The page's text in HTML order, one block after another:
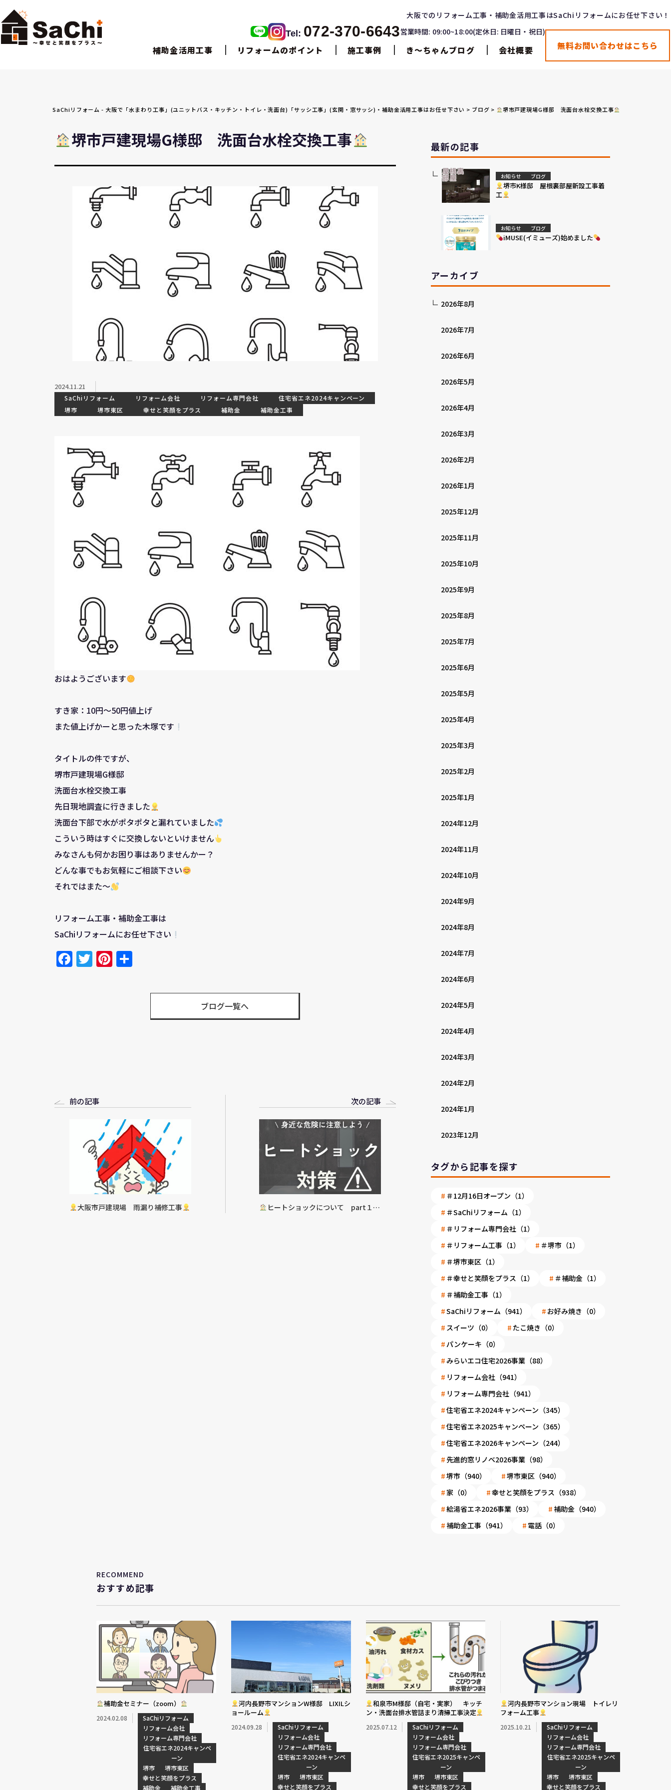
大阪でのリフォーム工事・補助金活用工事はSaChiリフォームにお任せ下さい！
Tel: 072-370-6643営業時間: 09:00~18:00(定休日: 日曜日・祝日)
補助金活用工事 リフォームのポイント 施工事例 き〜ちゃんブログ 会社概要 無料お問い合わせはこちら
SaChiリフォーム - 大阪で「水まわり工事」(ユニットバス・キッチン・トイレ・洗面台)「サッシ工事」(玄関・窓サッシ)・補助金活用工事はお任せ下さい > ブログ > 堺市戸建現場G様邸 洗面台水栓交換工事
堺市戸建現場G様邸 洗面台水栓交換工事
2024.11.21
SaChiリフォーム リフォーム会社 リフォーム専門会社
住宅省エネ2024キャンペーン
堺市
堺市東区 幸せと笑顔をプラス 補助金 補助金工事
おはようございます
すき家：10円～50円値上げ
また値上げかーと思った木塚です
タイトルの件ですが、
堺市戸建現場G様邸
洗面台水栓交換工事
先日現地調査に行きました
洗面台下部で水がポタポタと漏れていました
こういう時はすぐに交換しないといけません
みなさんも何かお困り事はありませんかー？
どんな事でもお気軽にご相談下さい
それではまた～
リフォーム工事・補助金工事は
SaChiリフォームにお任せ下さい
Facebook
TwitterPinterest
ブログ一覧へ
前の記事
大阪市戸建現場 雨漏り補修工事
次の記事
ヒートショックについて part１
最新の記事
お知らせ ブログ
堺市K様邸 屋根裏部屋新設工事着
工
お知らせ ブログ
iMUSE(イミューズ)始めました
アーカイブ
2026年8月
2026年7月
2026年6月
2026年5月
2026年4月
2026年3月
2026年2月
2026年1月
2025年12月
2025年11月
2025年10月
2025年9月
2025年8月
2025年7月
2025年6月
2025年5月
2025年4月
2025年3月
2025年2月
2025年1月
2024年12月
2024年11月
2024年10月
2024年9月
2024年8月
2024年7月
2024年6月
2024年5月
2024年4月
2024年3月
2024年2月
2024年1月
2023年12月
タグから記事を探す
＃12月16日オープン（1）
＃SaChiリフォーム（1）
＃リフォーム専門会社（1）
＃リフォーム工事（1）
＃堺市（1）
＃堺市東区（1）
＃幸せと笑顔をプラス（1）
＃補助金（1）
＃補助金工事（1）
SaChiリフォーム（941）
お好み焼き（0）
スイーツ（0）
たこ焼き（0）
パンケーキ（0）
みらいエコ住宅2026事業（88）
リフォーム会社（941）
リフォーム専門会社（941）
住宅省エネ2024キャンペーン（345）
住宅省エネ2025キャンペーン（365）
住宅省エネ2026キャンペーン（244）
先進的窓リノベ2026事業（98）
堺市（940）
堺市東区（940）
家（0）
幸せと笑顔をプラス（938）
給湯省エネ2026事業（93）
補助金（940）
補助金工事（941）
電話（0）
RECOMMEND
おすすめ記事
補助金セミナー（zoom）
2024.02.08
SaChiリフォーム
リフォーム会社
リフォーム専門会社
住宅省エネ2024キャンペ
ーン
堺市
堺市東区
幸せと笑顔をプラス
補助金
補助金工事
河内長野市マンションW様邸 LIXILシ
ョールーム
2024.09.28
SaChiリフォーム
リフォーム会社
リフォーム専門会社
住宅省エネ2024キャンペ
ーン
堺市
堺市東区
幸せと笑顔をプラス
和泉市M様邸（自宅・実家） キッチ
ン・洗面台排水管詰まり清掃工事決定
2025.07.12
SaChiリフォーム
リフォーム会社
リフォーム専門会社
住宅省エネ2025キャンペ
ーン
堺市
堺市東区
幸せと笑顔をプラス
河内長野市マンション現場 トイレリ
フォーム工事
2025.10.21
SaChiリフォーム
リフォーム会社
リフォーム専門会社
住宅省エネ2025キャンペ
ーン
堺市
堺市東区
幸せと笑顔をプラス